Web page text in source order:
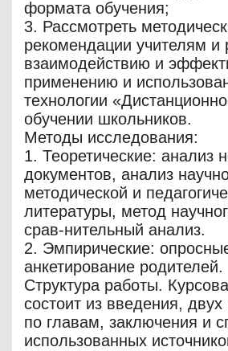
формата обучения;
3. Рассмотреть
рекомендации учителям и
взаимодействию и
применению и
технологии
обучении школьников.
Методы исследования:
1. Теоретические: анализ
документов, анализ
методической и
литературы, метод
срав-нительный анализ.
2. Эмпирические:
анкетирование родителей.
Структура работы.
состоит из введения,
по главам, заключения и
использованных